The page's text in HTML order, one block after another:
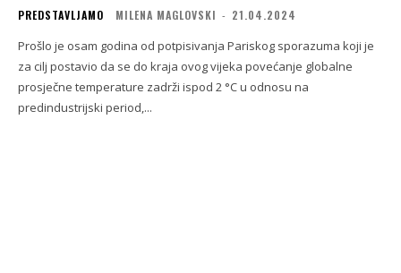
PREDSTAVLJAMO MILENA MAGLOVSKI - 21.04.2024
Prošlo je osam godina od potpisivanja Pariskog sporazuma koji je
za cilj postavio da se do kraja ovog vijeka povećanje globalne
prosječne temperature zadrži ispod 2 °C u odnosu na
predindustrijski period,...